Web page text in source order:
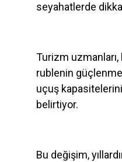
seyahatlerde
Turizm
rublenin
uçuş
belirtiyor.
Bu değişim,